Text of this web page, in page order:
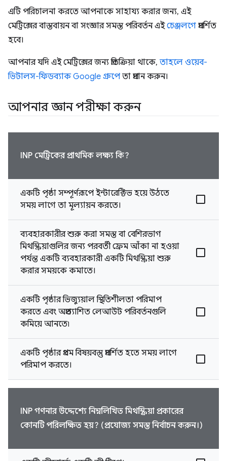
এটি পরিচালনা করতে আপনাকে সাহায্য করার জন্য, এই
মেট্রিক্সের বাস্তবায়ন বা সংজ্ঞার সমস্ত পরিবর্তন এইচেঞ্জলগে প্রদর্শিত
হবে।
আপনার যদি এই মেট্রিক্সের জন্য প্রতিক্রিয়া থাকে, তাহলে ওয়েব-
ভিটালস-ফিডব্যাক Google গ্রুপেতা প্রদান করুন।
আপনার জ্ঞান পরীক্ষা করুন
INP মেট্রিকের প্রাথমিক লক্ষ্য কি?
একটি পৃষ্ঠা সম্পূর্ণরূপে ইন্টারেক্টিভ হয়ে উঠতে
সময় লাগে তা মূল্যায়ন করতে।
ব্যবহারকারীর শুরু করা সমস্ত বা বেশিরভাগ
মিথস্ক্রিয়াগুলির জন্য পরবর্তী ফ্রেম আঁকা না হওয়া
পর্যন্ত একটি ব্যবহারকারী একটি মিথস্ক্রিয়া শুরু
করার সময়কে কমাতে।
একটি পৃষ্ঠার ভিজ্যুয়াল স্থিতিশীলতা পরিমাপ
করতে এবং অপ্রত্যাশিত লেআউট পরিবর্তনগুলি
কমিয়ে আনতে৷
একটি পৃষ্ঠার প্রথম বিষয়বস্তু প্রদর্শিত হতে সময় লাগে
পরিমাপ করতে।
INP গণনার উদ্দেশ্যে নিম্নলিখিত মিথস্ক্রিয়া প্রকারের
কোনটি পরিলক্ষিত হয়? (প্রযোজ্য সমস্ত নির্বাচন করুন।)